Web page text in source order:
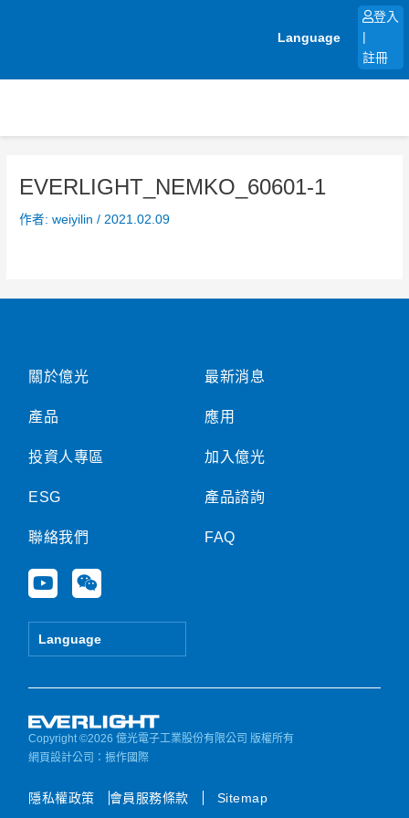
Language
登入
註冊
EVERLIGHT_NEMKO_60601-1
作者:weiyilin/ 2021.02.09
關於億光
產品
投資人專區
ESG
聯絡我們
Y
o
u
e
W
e
i
Language
最新消息
應用
加入億光
產品諮詢
FAQ
Copyright ©2026 億光電子工業股份有限公司 版權所有
網頁設計公司 ：振作國際
隱私權政策 會員服務條款 Sitemap